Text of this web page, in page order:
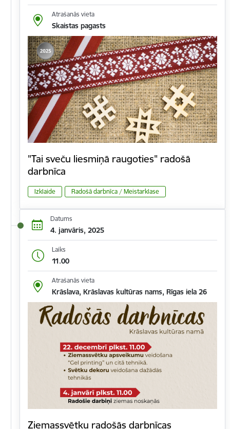
Atrašanās vieta
Skaistas pagasts
"Tai sveču liesmiņā raugoties" radošā
darbnīca
Izklaide Radošā darbnīca / Meistarklase
Datums
4. janvāris, 2025
Laiks
11.00
Atrašanās vieta
Krāslava, Krāslavas kultūras nams, Rīgas iela 26
Ziemassvētku radošās darbnīcas